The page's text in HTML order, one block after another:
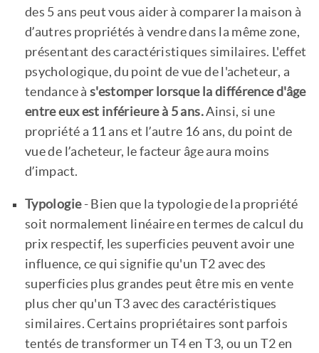
des 5 ans peut vous aider à comparer la maison à
d’autres propriétés à vendre dans la même zone,
présentant des caractéristiques similaires. L'effet
psychologique, du point de vue de l'acheteur, a
tendance à s'estomper lorsque la différence d'âge
entre eux est inférieure à 5 ans.Ainsi, si une
propriété a 11 ans et l’autre 16 ans, du point de
vue de l’acheteur, le facteur âge aura moins
d’impact.
Typologie- Bien que la typologie de la propriété
soit normalement linéaire en termes de calcul du
prix respectif, les superficies peuvent avoir une
influence, ce qui signifie qu'un T2 avec des
superficies plus grandes peut être mis en vente
plus cher qu'un T3 avec des caractéristiques
similaires. Certains propriétaires sont parfois
tentés de transformer un T4 en T3, ou un T2 en